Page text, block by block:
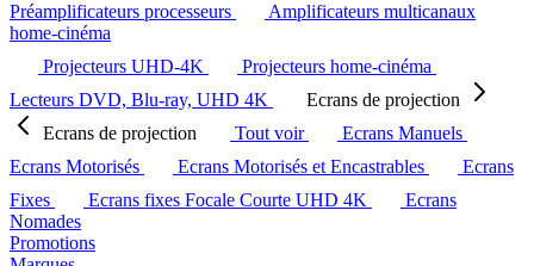
Préamplificateurs processeurs
Amplificateurs multicanaux
home-cinéma
Projecteurs UHD-4K
Projecteurs home-cinéma
Lecteurs DVD, Blu-ray, UHD 4K
Ecrans de projection
Ecrans de projection
Tout voir
Ecrans Manuels
Ecrans Motorisés
Ecrans Motorisés et Encastrables
Ecrans
Fixes
Ecrans fixes Focale Courte UHD 4K
Ecrans
Nomades
Promotions